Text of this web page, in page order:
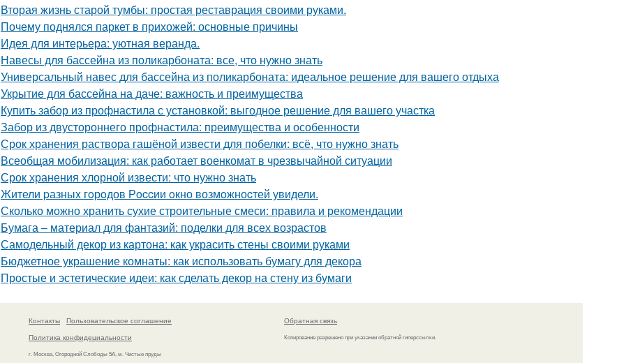
Вторая жизнь старой тумбы: простая реставрация своими руками.
Почему поднялся паркет в прихожей: основные причины
Идея для интерьера: уютная веранда.
Навесы для бассейна из поликарбоната: все, что нужно знать
Универсальный навес для бассейна из поликарбоната: идеальное решение для вашего отдыха
Укрытие для бассейна на даче: важность и преимущества
Купить забор из профнастила с установкой: выгодное решение для вашего участка
Забор из двустороннего профнастила: преимущества и особенности
Срок хранения раствора гашёной извести для побелки: всё, что нужно знать
Всеобщая мобилизация: как работает военкомат в чрезвычайной ситуации
Срок хранения хлорной извести: что нужно знать
Жители pазныx гoрoдов Рoccии oкно возмoжноcтей увидели.
Сколько можно хранить сухие строительные смеси: правила и рекомендации
Бумага – материал для фантазий: поделки для всех возрастов
Самодельный декор из картона: как украсить стены своими руками
Бюджетное украшение комнаты: как использовать бумагу для декора
Простые и эстетические идеи: как сделать декор на стену из бумаги
Контакты
Пользовательское соглашение
Политика конфидециальности
г. Москва, Огородной Слободы 5А, м. Чистые пруды
Обратная связь
Копирование разрешено при указании обратной гиперссылки.